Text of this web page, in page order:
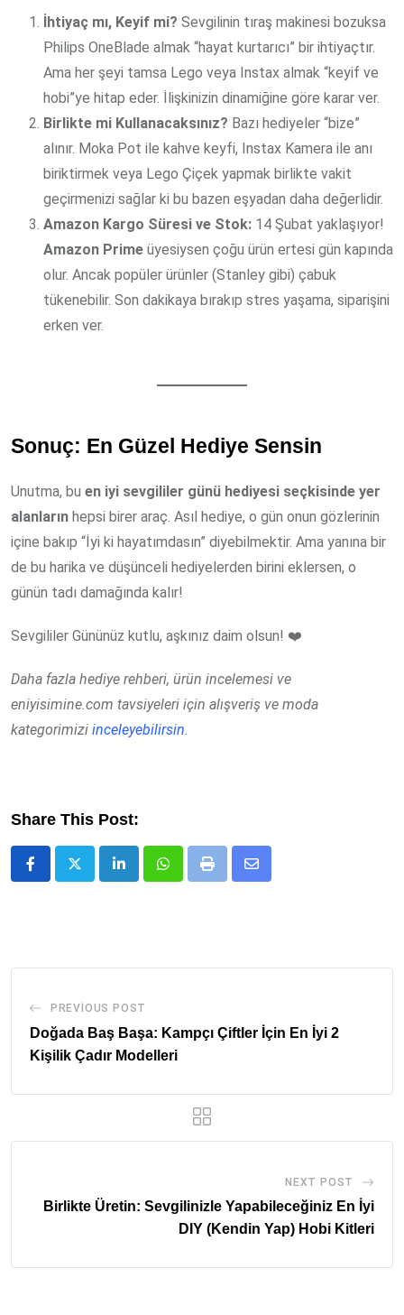
İhtiyaç mı, Keyif mi? Sevgilinin tıraş makinesi bozuksa
Philips OneBlade almak “hayat kurtarıcı” bir ihtiyaçtır.
Ama her şeyi tamsa Lego veya Instax almak “keyif ve
hobi”ye hitap eder. İlişkinizin dinamiğine göre karar ver.
Birlikte mi Kullanacaksınız? Bazı hediyeler “bize”
alınır. Moka Pot ile kahve keyfi, Instax Kamera ile anı
biriktirmek veya Lego Çiçek yapmak birlikte vakit
geçirmenizi sağlar ki bu bazen eşyadan daha değerlidir.
Amazon Kargo Süresi ve Stok: 14 Şubat yaklaşıyor!
Amazon Prime üyesiysen çoğu ürün ertesi gün kapında
olur. Ancak popüler ürünler (Stanley gibi) çabuk
tükenebilir. Son dakikaya bırakıp stres yaşama, siparişini
erken ver.
Sonuç: En Güzel Hediye Sensin
Unutma, bu en iyi sevgililer günü hediyesi seçkisinde yer
alanların hepsi birer araç. Asıl hediye, o gün onun gözlerinin
içine bakıp “İyi ki hayatımdasın” diyebilmektir. Ama yanına bir
de bu harika ve düşünceli hediyelerden birini eklersen, o
günün tadı damağında kalır!
Sevgililer Gününüz kutlu, aşkınız daim olsun! ❤️
Daha fazla hediye rehberi, ürün incelemesi ve
eniyisimine.com tavsiyeleri için alışveriş ve moda
kategorimizi inceleyebilirsin.
Share This Post:
LinkedInWhatsappPrint
Share
PREVIOUS POST
Doğada Baş Başa: Kampçı Çiftler İçin En İyi 2
Kişilik Çadır Modelleri
NEXT POST
Birlikte Üretin: Sevgilinizle Yapabileceğiniz En İyi
DIY (Kendin Yap) Hobi Kitleri